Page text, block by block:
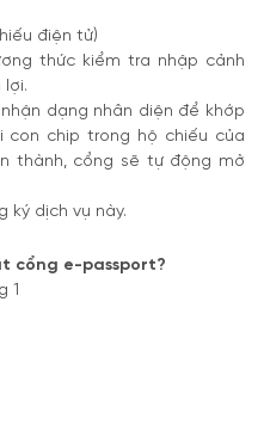
điện tử)
thức kiểm tra nhập cảnh
dạng nhân diện để khớp
chip trong hộ chiếu của
thành, cổng sẽ tự động mở
ký dịch vụ này.
cổng e-passport?
1